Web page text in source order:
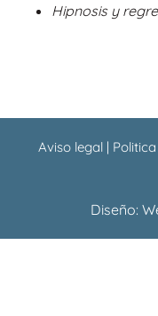
Hipnosis y
Aviso legal |
Diseño: